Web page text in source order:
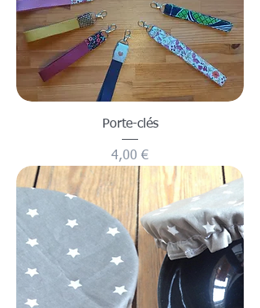
Porte-clés
Prix
4,00 €